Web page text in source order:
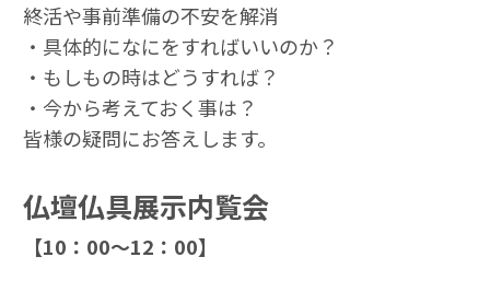
終活や事前準備の不安を解消
・具体的になにをすればいいのか？
・もしもの時はどうすれば？
・今から考えておく事は？
皆様の疑問にお答えします。
仏壇仏具展示内覧会
【10：00～12：00】